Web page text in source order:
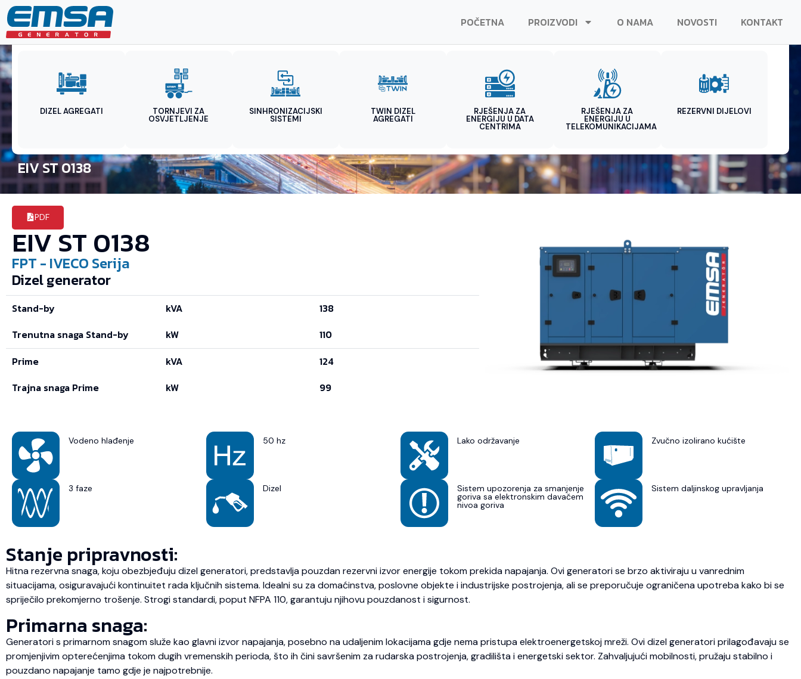
POČETNA PROIZVODI O NAMA NOVOSTI KONTAKT
DIZEL AGREGATI TORNJEVI ZA
OSVJETLJENJE
SINHRONIZACIJSKI
SISTEMI
TWIN DIZEL
AGREGATI
RJEŠENJA ZA
ENERGIJU U DATA
CENTRIMA
RJEŠENJA ZA
ENERGIJU U
TELEKOMUNIKACIJAMA
REZERVNI DIJELOVI
EIV ST 0138
PDF
EIV ST 0138
FPT - IVECO Serija
Dizel generator
Stand-by kVA
138
Trenutna snaga Stand-by
kW
110
Prime
kVA
124
Trajna snaga Prime
kW 99
Vodeno hlađenje 50 hz Lako održavanje Zvučno izolirano kućište
3 faze Dizel Sistem upozorenja za smanjenje
goriva sa elektronskim davačem
nivoa goriva
Sistem daljinskog upravljanja
Stanje pripravnosti:
Hitna rezervna snaga, koju obezbjeđuju dizel generatori, predstavlja pouzdan rezervni izvor energije tokom prekida napajanja. Ovi generatori se brzo aktiviraju u vanrednim
situacijama, osiguravajući kontinuitet rada ključnih sistema. Idealni su za domaćinstva, poslovne objekte i industrijske postrojenja, ali se preporučuje ograničena upotreba kako bi se
spriječilo prekomjerno trošenje. Strogi standardi, poput NFPA 110, garantuju njihovu pouzdanost i sigurnost.
Primarna snaga:
Generatori s primarnom snagom služe kao glavni izvor napajanja, posebno na udaljenim lokacijama gdje nema pristupa elektroenergetskoj mreži. Ovi dizel generatori prilagođavaju se
promjenjivim opterećenjima tokom dugih vremenskih perioda, što ih čini savršenim za rudarska postrojenja, gradilišta i energetski sektor. Zahvaljujući mobilnosti, pružaju stabilno i
pouzdano napajanje tamo gdje je najpotrebnije.